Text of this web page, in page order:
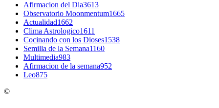
Afirmacion del Dia3613
Observatorio Moonmentum1665
Actualidad1662
Clima Astrologico1611
Cocinando con los Dioses1538
Semilla de la Semana1160
Multimedia983
Afirmacion de la semana952
Leo875
©